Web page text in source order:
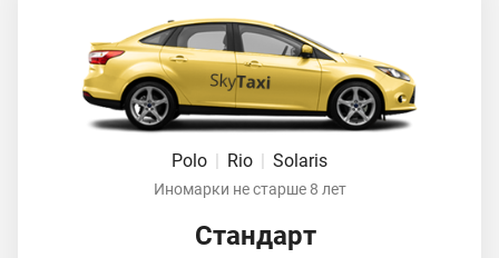
Polo | Rio | Solaris
Иномарки не старше 8 лет
Стандарт